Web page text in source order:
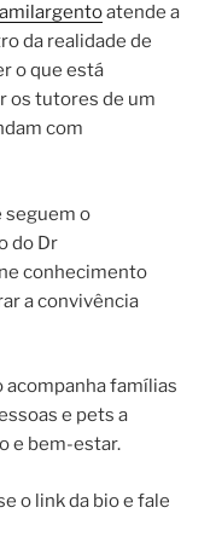
atende a
da realidade de
o que está
os tutores de um
com
seguem o
do Dr
conhecimento
a convivência
acompanha famílias
e pets a
e bem-estar.
o link da bio e fale